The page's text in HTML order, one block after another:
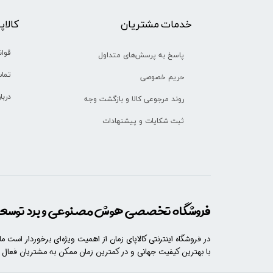
خدمات مشتریان
پاسخ به پرسش‌های متداول
حریم خصوصی
روند مرجوعی کالا و بازگشت وجه
ثبت شکایات و پیشنهادات
فروشگاه تخصصی هوش مصنوعی و برد
در فروشگاه اینترنتی کالاپای زمان از اهمیت ویژه‌ای برخوردار
با​​​ بهترین کیفیت جهانی و در کمترین زمان ممکن به مشتریان